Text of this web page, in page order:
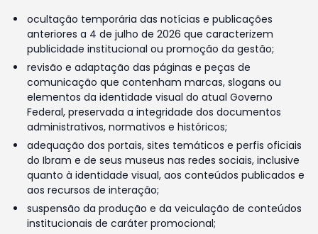
ocultação temporária das notícias e publicações
anteriores a 4 de julho de 2026 que caracterizem
publicidade institucional ou promoção da gestão;
revisão e adaptação das páginas e peças de
comunicação que contenham marcas, slogans ou
elementos da identidade visual do atual Governo
Federal, preservada a integridade dos documentos
administrativos, normativos e históricos;
adequação dos portais, sites temáticos e perfis oficiais
do Ibram e de seus museus nas redes sociais, inclusive
quanto à identidade visual, aos conteúdos publicados e
aos recursos de interação;
suspensão da produção e da veiculação de conteúdos
institucionais de caráter promocional;